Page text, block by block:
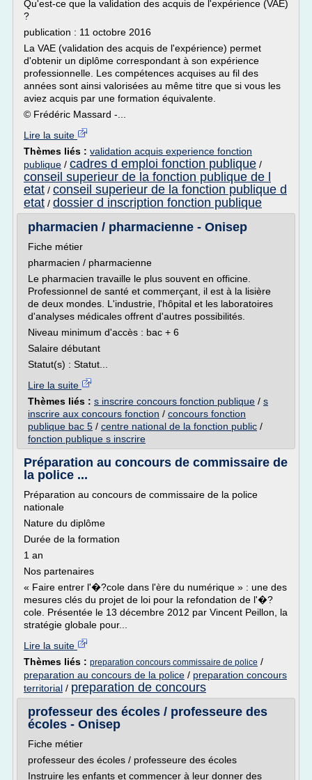
Qu'est-ce que la validation des acquis de l'expérience (VAE)
?
publication : 11 octobre 2016
La VAE (validation des acquis de l'expérience) permet
d'obtenir un diplôme correspondant à son expérience
professionnelle. Les compétences acquises au fil des
années sont ainsi valorisées au même titre que si vous les
aviez acquis par une formation équivalente.
© Frédéric Massard -...
Lire la suite
Thèmes liés : validation acquis experience fonction
publique / cadres d emploi fonction publique /
conseil superieur de la fonction publique de l
etat / conseil superieur de la fonction publique d
etat / dossier d inscription fonction publique
pharmacien / pharmacienne - Onisep
Fiche métier
pharmacien / pharmacienne
Le pharmacien travaille le plus souvent en officine.
Professionnel de santé et commerçant, il est à la lisière
de deux mondes. L'industrie, l'hôpital et les laboratoires
d'analyses médicales offrent d'autres possibilités.
Niveau minimum d'accès : bac + 6
Salaire débutant
Statut(s) : Statut...
Lire la suite
Thèmes liés : s inscrire concours fonction publique / s
inscrire aux concours fonction / concours fonction
publique bac 5 / centre national de la fonction public /
fonction publique s inscrire
Préparation au concours de commissaire de
la police ...
Préparation au concours de commissaire de la police
nationale
Nature du diplôme
Durée de la formation
1 an
Nos partenaires
« Faire entrer l'�?cole dans l'ère du numérique » : une des
mesures clés du projet de loi pour la refondation de l'�?
cole. Présentée le 13 décembre 2012 par Vincent Peillon, la
stratégie globale pour...
Lire la suite
Thèmes liés : preparation concours commissaire de police /
preparation au concours de la police / preparation concours
territorial / preparation de concours
professeur des écoles / professeure des
écoles - Onisep
Fiche métier
professeur des écoles / professeure des écoles
Instruire les enfants et commencer à leur donner des